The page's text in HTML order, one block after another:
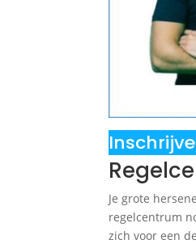
Je grote
regelcentrum
zich voor een